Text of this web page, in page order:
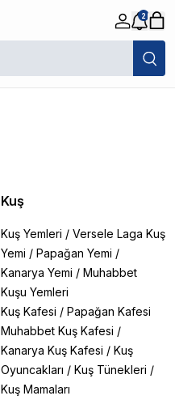
2
Kuş
Kuş Yemleri / Versele Laga Kuş
Yemi / Papağan Yemi /
Kanarya Yemi / Muhabbet
Kuşu Yemleri
Kuş Kafesi / Papağan Kafesi
Muhabbet Kuş Kafesi /
Kanarya Kuş Kafesi / Kuş
Oyuncakları / Kuş Tünekleri /
Kuş Mamaları